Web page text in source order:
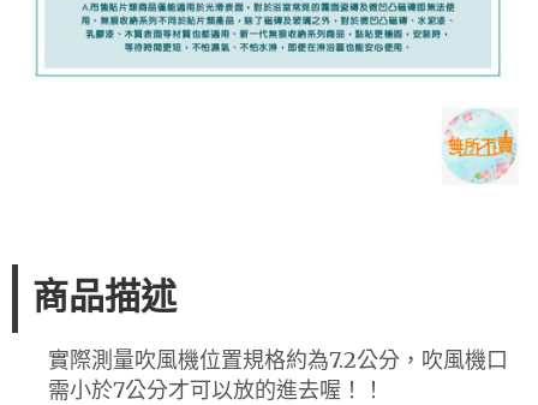
商品描述
實際測量吹風機位置規格約為7.2公分，吹風機口
需小於7公分才可以放的進去喔！！